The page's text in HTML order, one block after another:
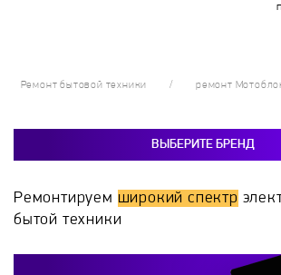
Ремонт бытовой техники ремонт
ВЫБЕРИТЕ БРЕНД
Ремонтируем широкий спектр
бытой техники